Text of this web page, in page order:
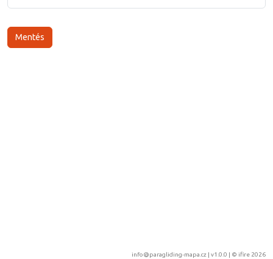
info@paragliding-mapa.cz | v1.0.0 | © ifire 2026